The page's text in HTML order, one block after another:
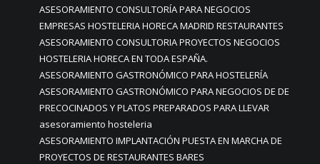
ASESORAMIENTO CONSULTORÍA PARA NEGOCIOS
EMPRESAS HOSTELERIA HORECA MADRID RESTAURANTES
ASESORAMIENTO CONSULTORIA PROYECTOS NEGOCIOS
HOSTELERIA HORECA EN TODA ESPAÑA.
ASESORAMIENTO GASTRONÓMICO PARA HOSTELERÍA
ASESORAMIENTO GASTRONÓMICO PARA NEGOCIOS DE DE
PRECOCINADOS Y PLATOS PREPARADOS PARA LLEVAR
asesoramiento hosteleria
ASESORAMIENTO IMPLANTACIÓN PUESTA EN MARCHA DE
PROYECTOS DE RESTAURANTES BARES